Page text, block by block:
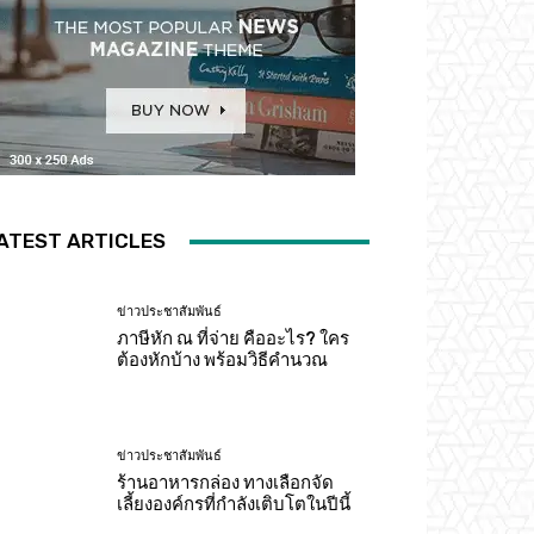
ARTICLES
ข่าวประชาสัมพันธ์
ภาษีหัก ณ ที่จ่าย คืออะไร? ใคร
ต้องหักบ้าง พร้อมวิธีคำนวณ
ข่าวประชาสัมพันธ์
ร้านอาหารกล่อง ทางเลือกจัด
เลี้ยงองค์กรที่กำลังเติบโตในปีนี้